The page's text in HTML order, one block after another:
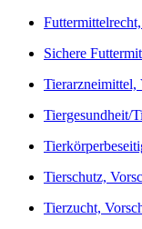
Sichere
Tierarzneimittel,
Tiergesundheit/
Tierschutz,
Tierzucht,